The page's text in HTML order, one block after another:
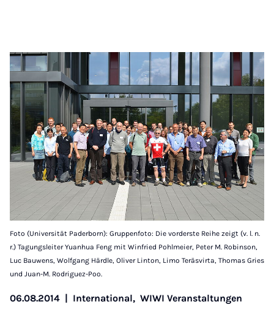
Foto (Universität Paderborn): Gruppenfoto: Die vorderste Reihe zeigt (v. l. n.
r.) Tagungsleiter Yuanhua Feng mit Winfried Pohlmeier, Peter M. Robinson,
Luc Bauwens, Wolfgang Härdle, Oliver Linton, Limo Teräsvirta, Thomas Gries
und Juan-M. Rodriguez-Poo.
06.08.2014 International, WIWI Veranstaltungen